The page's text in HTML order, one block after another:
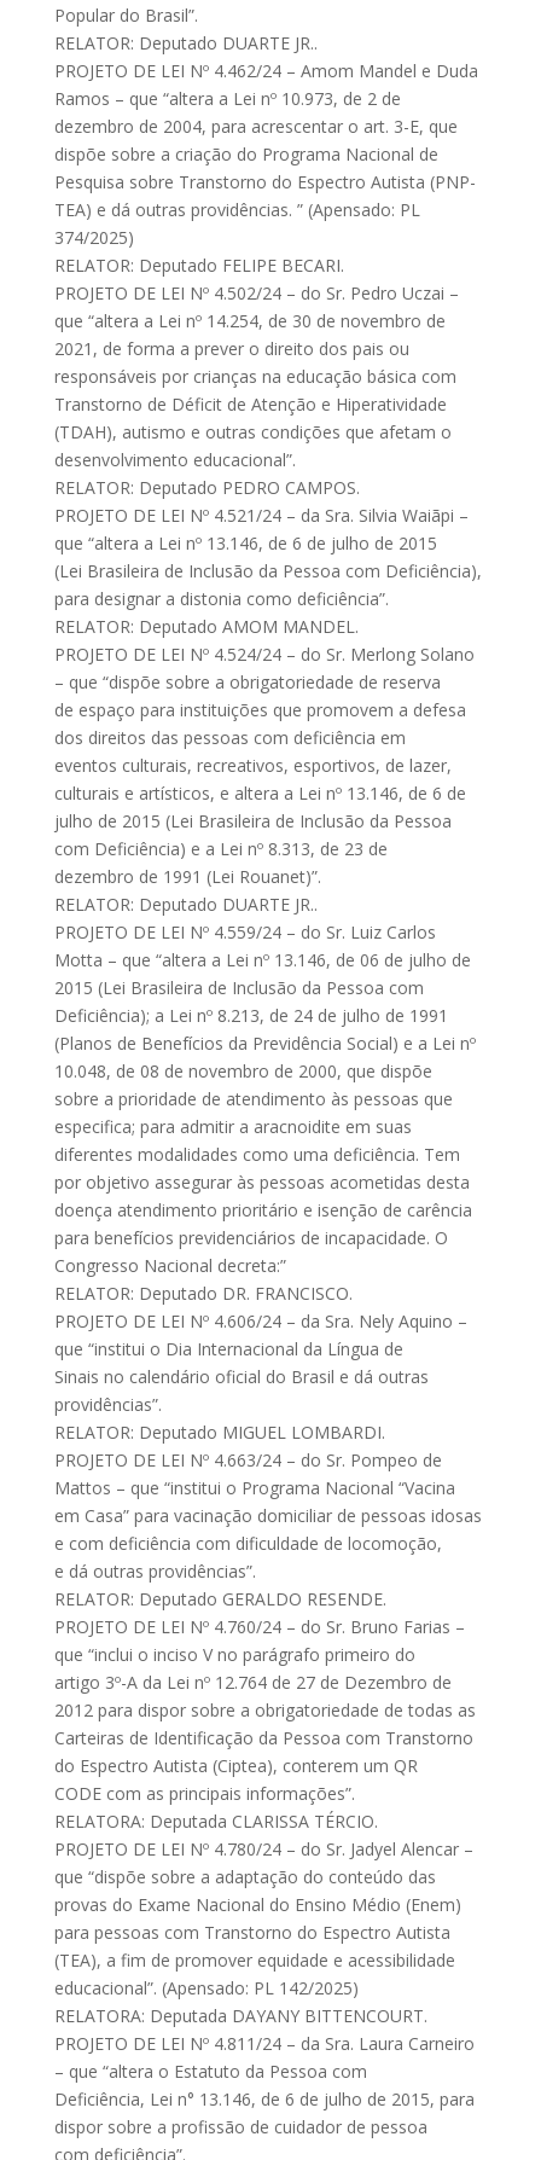
Popular do Brasil”.
RELATOR: Deputado DUARTE JR..
PROJETO DE LEI Nº 4.462/24 – Amom Mandel e Duda
Ramos – que “altera a Lei nº 10.973, de 2 de
dezembro de 2004, para acrescentar o art. 3-E, que
dispõe sobre a criação do Programa Nacional de
Pesquisa sobre Transtorno do Espectro Autista (PNP-
TEA) e dá outras providências. ” (Apensado: PL
374/2025)
RELATOR: Deputado FELIPE BECARI.
PROJETO DE LEI Nº 4.502/24 – do Sr. Pedro Uczai –
que “altera a Lei nº 14.254, de 30 de novembro de
2021, de forma a prever o direito dos pais ou
responsáveis por crianças na educação básica com
Transtorno de Déficit de Atenção e Hiperatividade
(TDAH), autismo e outras condições que afetam o
desenvolvimento educacional”.
RELATOR: Deputado PEDRO CAMPOS.
PROJETO DE LEI Nº 4.521/24 – da Sra. Silvia Waiãpi –
que “altera a Lei nº 13.146, de 6 de julho de 2015
(Lei Brasileira de Inclusão da Pessoa com Deficiência),
para designar a distonia como deficiência”.
RELATOR: Deputado AMOM MANDEL.
PROJETO DE LEI Nº 4.524/24 – do Sr. Merlong Solano
– que “dispõe sobre a obrigatoriedade de reserva
de espaço para instituições que promovem a defesa
dos direitos das pessoas com deficiência em
eventos culturais, recreativos, esportivos, de lazer,
culturais e artísticos, e altera a Lei nº 13.146, de 6 de
julho de 2015 (Lei Brasileira de Inclusão da Pessoa
com Deficiência) e a Lei nº 8.313, de 23 de
dezembro de 1991 (Lei Rouanet)”.
RELATOR: Deputado DUARTE JR..
PROJETO DE LEI Nº 4.559/24 – do Sr. Luiz Carlos
Motta – que “altera a Lei nº 13.146, de 06 de julho de
2015 (Lei Brasileira de Inclusão da Pessoa com
Deficiência); a Lei nº 8.213, de 24 de julho de 1991
(Planos de Benefícios da Previdência Social) e a Lei nº
10.048, de 08 de novembro de 2000, que dispõe
sobre a prioridade de atendimento às pessoas que
especifica; para admitir a aracnoidite em suas
diferentes modalidades como uma deficiência. Tem
por objetivo assegurar às pessoas acometidas desta
doença atendimento prioritário e isenção de carência
para benefícios previdenciários de incapacidade. O
Congresso Nacional decreta:”
RELATOR: Deputado DR. FRANCISCO.
PROJETO DE LEI Nº 4.606/24 – da Sra. Nely Aquino –
que “institui o Dia Internacional da Língua de
Sinais no calendário oficial do Brasil e dá outras
providências”.
RELATOR: Deputado MIGUEL LOMBARDI.
PROJETO DE LEI Nº 4.663/24 – do Sr. Pompeo de
Mattos – que “institui o Programa Nacional “Vacina
em Casa” para vacinação domiciliar de pessoas idosas
e com deficiência com dificuldade de locomoção,
e dá outras providências”.
RELATOR: Deputado GERALDO RESENDE.
PROJETO DE LEI Nº 4.760/24 – do Sr. Bruno Farias –
que “inclui o inciso V no parágrafo primeiro do
artigo 3º-A da Lei nº 12.764 de 27 de Dezembro de
2012 para dispor sobre a obrigatoriedade de todas as
Carteiras de Identificação da Pessoa com Transtorno
do Espectro Autista (Ciptea), conterem um QR
CODE com as principais informações”.
RELATORA: Deputada CLARISSA TÉRCIO.
PROJETO DE LEI Nº 4.780/24 – do Sr. Jadyel Alencar –
que “dispõe sobre a adaptação do conteúdo das
provas do Exame Nacional do Ensino Médio (Enem)
para pessoas com Transtorno do Espectro Autista
(TEA), a fim de promover equidade e acessibilidade
educacional”. (Apensado: PL 142/2025)
RELATORA: Deputada DAYANY BITTENCOURT.
PROJETO DE LEI Nº 4.811/24 – da Sra. Laura Carneiro
– que “altera o Estatuto da Pessoa com
Deficiência, Lei n° 13.146, de 6 de julho de 2015, para
dispor sobre a profissão de cuidador de pessoa
com deficiência”.